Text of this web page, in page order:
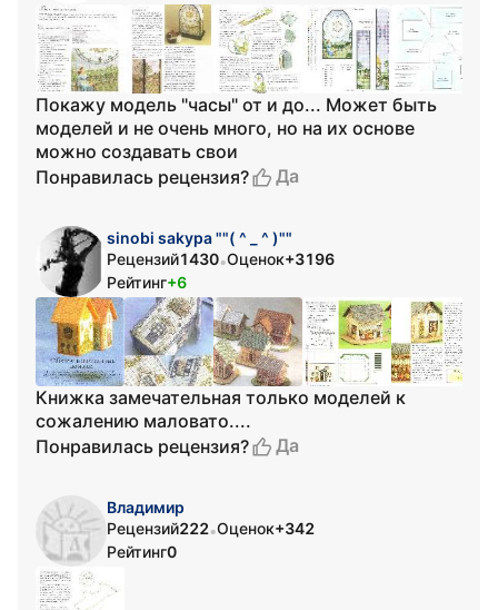
Покажу модель "часы" от и до... Может быть
моделей и не очень много, но на их основе
можно создавать свои
Понравилась рецензия?
Да
sinobi sakypa ""( ^ _ ^ )""
Рецензий1430•Оценок+3196
Рейтинг+6
Книжка замечательная только моделей к
сожалению маловато....
Понравилась рецензия?
Да
Владимиp
Рецензий222•Оценок+342
Рейтинг0